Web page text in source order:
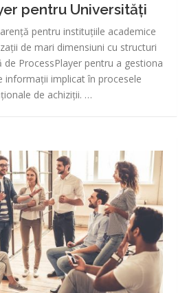
pentru Universități
pentru instituțiile academice
de mari dimensiuni cu structuri
de ProcessPlayer pentru a gestiona
informații implicat în procesele
de achiziții. …